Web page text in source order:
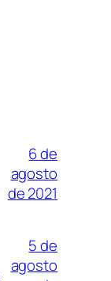
6 de
agosto
de 2021
5 de
agosto